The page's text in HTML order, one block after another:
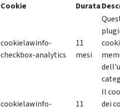
Cookie
Durata
cookielawinfo-
checkbox-analytics
11
mesi
cookielawinfo-
11
Il
dei